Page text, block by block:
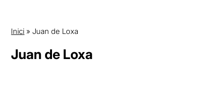
Inici » Juan de Loxa
Juan de Loxa